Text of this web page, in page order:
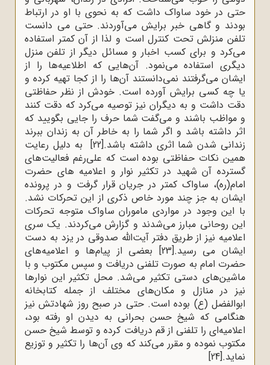
حتی در خود ساواک داشت که به نحوی با او در ارتباط
بودند و گاهی خبر برایش می‌آوردند. حتی می دانست
تلفن منزلش تحت کنترل است و لذا از آن کمتر استفاده
می‌کرد و برای کسب اخبار و مسائل دیگر از تلفن منزل
دیگری استفاده می‌نمود. آن‌هایی که اطلاعیه‌ها را از
ایشان می‌گرفتند نمی‌دانستند آن‌ها را از کجا تهیه کرده و
یا چه کسی برایش آورده است. خودش از نظر حفاظتی
دقت داشت و به دیگران نیز توصیه می‌کرد که دقت کنند
و مواظب باشند و می‌گفت شما حرف را جایی بگویید که
اثر داشته باشد و اگر شما را به خاطر آن به زندان ببرند
زندانی شدن شما اثری داشته باشد.[22]به دلیل رعایت
همین نکات حفاظتی بوده است که علی‌رغم فعالیت‌های
گسترده آن شهید در تکثیر نوار و اعلامیه های حضرت
امام(ره)، ساواک کمتر در جریان قرار گرفت و در پرونده
ایشان به جز چند مورد خاص ذکری از این تحرکات نشد.
با این وجود در مواردی ماموران ساواک متوجه تحرکات
این روحانی مبارز می‌شدند و گزارش می‌کردند. یک سری
اعلامیه نیز از طریق دفتر آیت‌الله صدوقی در یزد به دست
ایشان می رسید.[23] بعضی از پیام‌ها و اعلامیه‌های
حضرت امام به صورت تلفنی دریافت و سپس مکتوب و با
ماشین‌های دستی تکثیر می‌شد. محل تکثیر این نوارها
نیز در منازل و مکان‌های مختلف از جمله کتابخانه
ابوالفضل (ع) بوده است. حتی در صبح روز شهادتش نیز
هنگامی که شیخ حسن بحرانی به دیدن او رفته بود،
اعلامیه‌ای را تلفنی از قم دریافت کرده و توسط شیخ حسن
مکتوب نموده و مقرر می‌کند که وی آن‌ها را تکثیر و توزیع
نماید.[24]